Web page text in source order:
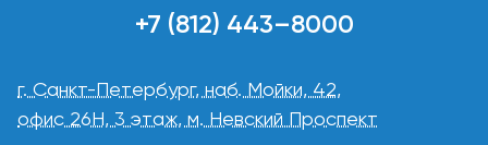
+7 (812) 443–8000
г. Санкт-Петербург, наб. Мойки, 42,
офис 26Н, 3 этаж, м. Невский Проспект